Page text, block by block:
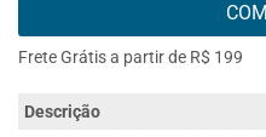
Frete Grátis a partir de R$ 199
Descrição